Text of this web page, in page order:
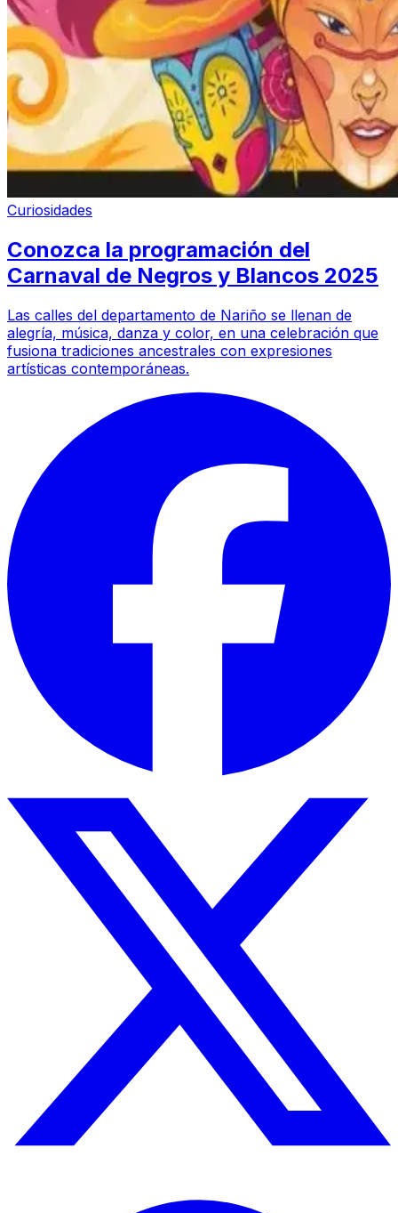
Curiosidades
Conozca la programación del
Carnaval de Negros y Blancos 2025
Las calles del departamento de Nariño se llenan de
alegría, música, danza y color, en una celebración que
fusiona tradiciones ancestrales con expresiones
artísticas contemporáneas.